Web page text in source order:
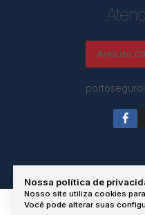
Nossa política de
Nosso site utiliza cookies
Você pode alterar suas
Área do